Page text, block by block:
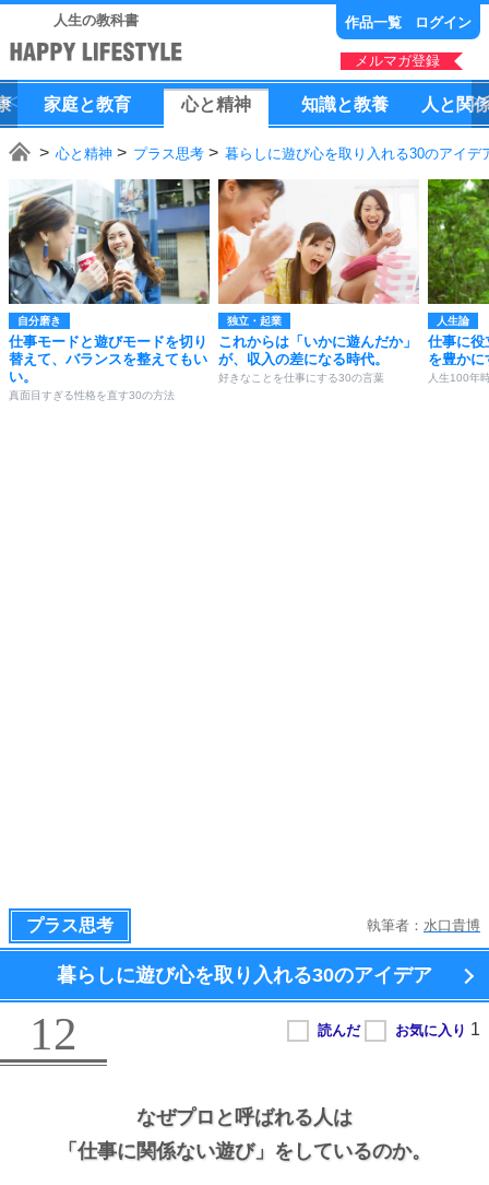
人生の教科書 作品一覧 ログイン
メルマガ登録
家庭と教育 心と精神 知識と教養 人 と 関
心と精神 プラス思考 暮らしに遊び心を取り入れる30のアイデ
自分磨き
仕事モードと遊びモードを切り
替えて、バランスを整えてもい
い。
真面目すぎる性格を直す30の方法
独立・起業
これからは「いかに遊んだか」
が、収入の差になる時代。
好きなことを仕事にする30の言葉
人生論
仕事に役
を豊かに
人生100年
プラス思考 執筆者： 水口貴博
暮らしに遊び心を取り入れる30のアイデア
12
なぜプロと呼ばれる人は
「仕事に関係ない遊び」をしているのか。